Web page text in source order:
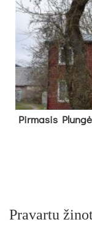
Pir­ma­sis
Pravartu